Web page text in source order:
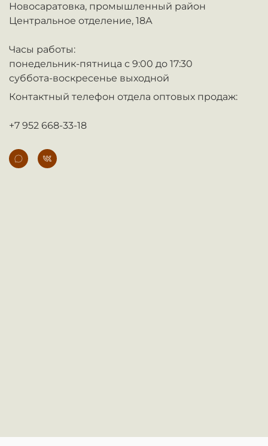
Новосаратовка, промышленный район
Центральное отделение, 18А
Часы работы:
понедельник-пятница с 9:00 до 17:30
суббота-воскресенье выходной
Контактный телефон отдела оптовых продаж:
+7 952 668-33-18